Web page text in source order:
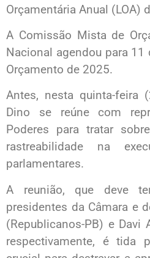
Orçamentária Anual (LOA)
A Comissão Mista de
Nacional agendou para
Orçamento de 2025.
Antes, nesta quinta-feira
Dino se reúne com
Poderes para tratar
rastreabilidade na
parlamentares.
A reunião, que deve
presidentes da Câmara e
(Republicanos-PB) e Davi
respectivamente, é tida